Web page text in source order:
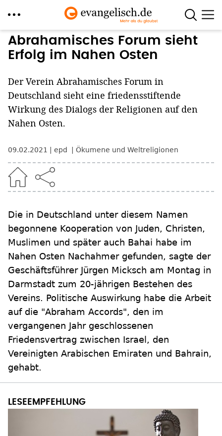
Direkt
zum
Abrahamisches Forum sieht
Erfolg im Nahen Osten
Der Verein Abrahamisches Forum in
Deutschland sieht eine friedensstiftende
Wirkung des Dialogs der Religionen auf den
Nahen Osten.
09.02.2021 epd Ökumene und Weltreligionen
Die in Deutschland unter diesem Namen
begonnene Kooperation von Juden, Christen,
Muslimen und später auch Bahai habe im
Nahen Osten Nachahmer gefunden, sagte der
Geschäftsführer Jürgen Micksch am Montag in
Darmstadt zum 20-jährigen Bestehen des
Vereins. Politische Auswirkung habe die Arbeit
auf die "Abraham Accords", den im
vergangenen Jahr geschlossenen
Friedensvertrag zwischen Israel, den
Vereinigten Arabischen Emiraten und Bahrain,
gehabt.